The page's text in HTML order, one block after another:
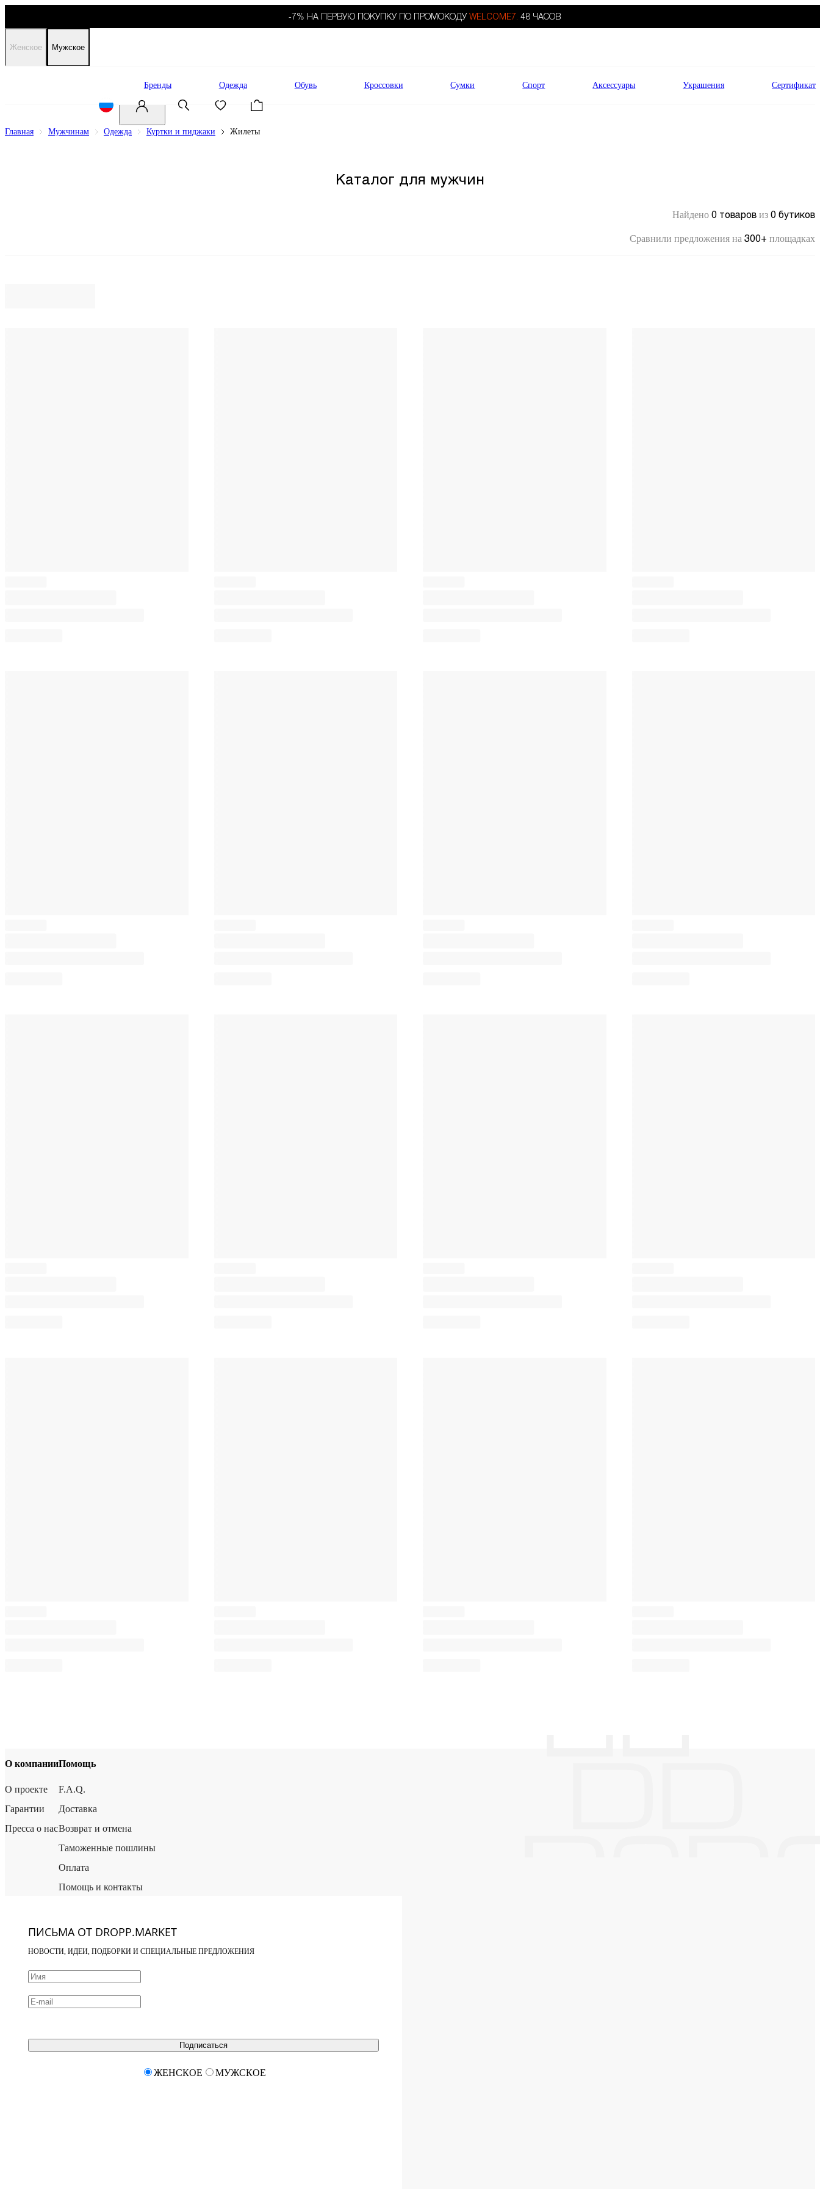
-7% НА ПЕРВУЮ ПОКУПКУ ПО ПРОМОКОДУ WELCOME7. 48 ЧАСОВ
Женское Мужское
Бренды Одежда Обувь Кроссовки Сумки Спорт Аксессуары Украшения Сертификат
Главная Мужчинам Одежда Куртки и пиджаки Жилеты
Каталог для мужчин
Найдено 0 товаров из 0 бутиков
Сравнили предложения на 300+ площадках
О компании
О проекте
Гарантии
Пресса о нас
Помощь
F.A.Q.
Доставка
Возврат и отмена
Таможенные пошлины
Оплата
Помощь и контакты
ПИСЬМА ОТ DROPP.MARKET
НОВОСТИ, ИДЕИ, ПОДБОРКИ И СПЕЦИАЛЬНЫЕ ПРЕДЛОЖЕНИЯ
Подписаться
ЖЕНСКОЕ МУЖСКОЕ